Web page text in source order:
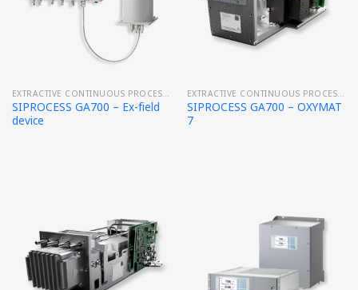
EXTRACTIVE CONTINUOUS PROCESS GAS ANALYTICS
SIPROCESS GA700 – Ex-field
device
EXTRACTIVE CONTINUOUS PROCESS GAS ANALYTICS
SIPROCESS GA700 – OXYMAT
7